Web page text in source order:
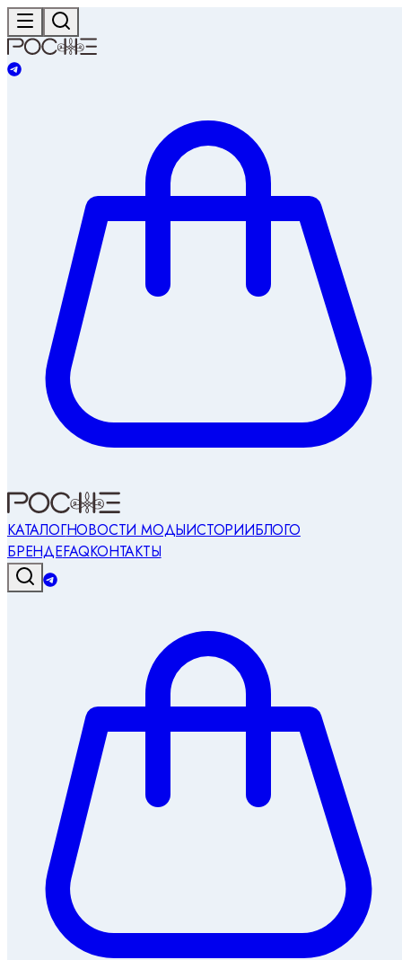
КАТАЛОГНОВОСТИ МОДЫИСТОРИИБЛОГО
БРЕНДЕFAQКОНТАКТЫ